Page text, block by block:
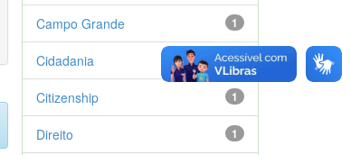
1
Campo Grande
1
Cidadania
1
Citizenship
1
Direito